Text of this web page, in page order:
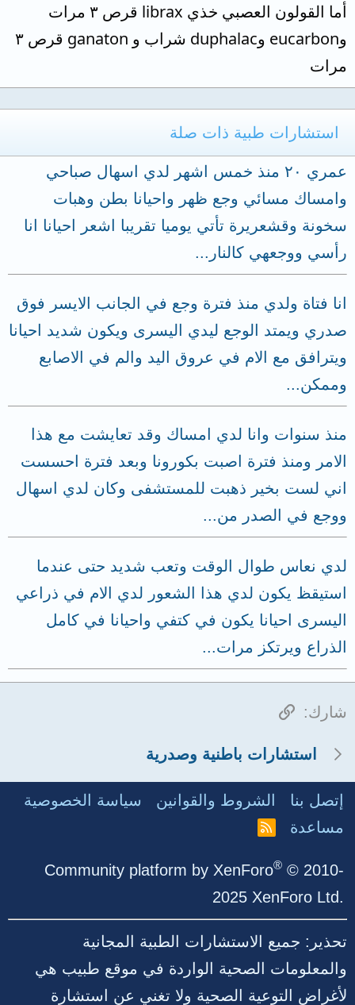
أما القولون العصبي خذي librax قرص ٣ مرات
وeucarbon وduphalac شراب و ganaton قرص ٣
مرات
استشارات طبية ذات صلة
عمري ٢٠ منذ خمس اشهر لدي اسهال صباحي
وامساك مسائي وجع ظهر واحيانا بطن وهبات
سخونة وقشعريرة تأتي يوميا تقريبا اشعر احيانا انا
رأسي ووجعهي كالنار...
انا فتاة ولدي منذ فترة وجع في الجانب الايسر فوق
صدري ويمتد الوجع ليدي اليسرى ويكون شديد احيانا
ويترافق مع الام في عروق اليد والم في الاصابع
وممكن...
منذ سنوات وانا لدي امساك وقد تعايشت مع هذا
الامر ومنذ فترة اصبت بكورونا وبعد فترة احسست
اني لست بخير ذهبت للمستشفى وكان لدي اسهال
ووجع في الصدر من...
لدي نعاس طوال الوقت وتعب شديد حتى عندما
استيقظ يكون لدي هذا الشعور لدي الام في ذراعي
اليسرى احيانا يكون في كتفي واحيانا في كامل
الذراع ويرتكز مرات...
شارك: الرابط
استشارات باطنية وصدرية
إتصل بنا الشروط والقوانين
سياسة الخصوصية
مساعدة
R
Community platform by XenForo® © 2010-
2025 XenForo Ltd.
تحذير: جميع الاستشارات الطبية المجانية
والمعلومات الصحية الواردة في موقع طبيب هي
لأغراض التوعية الصحية ولا تغني عن استشارة